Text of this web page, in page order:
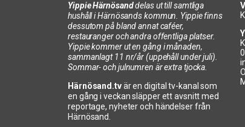
Yippie Härnösanddelas ut till samtliga
hushåll i Härnösands kommun. Yippie finns
dessutom på bland annat caféer,
restauranger och andra offentliga platser.
Yippie kommer ut en gång i månaden,
sammanlagt 11 nr/år (uppehåll under juli).
Sommar- och julnumren är extra tjocka.
Härnösand.tvär en digital tv-kanal som
en gång i veckan släpper ett avsnitt med
reportage, nyheter och händelser från
Härnösand.